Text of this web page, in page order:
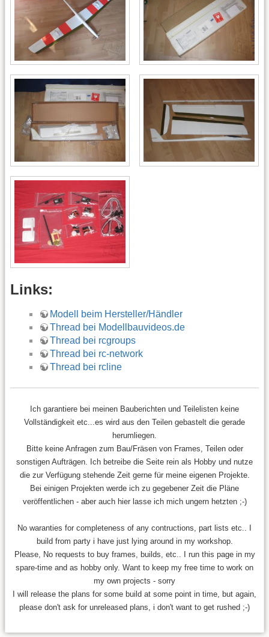
Links:
Modell beim Hersteller/Händler
Thread bei Modellbauvideos.de
Thread bei rcgroups
Thread bei rc-network
Thread bei rcline
Ich garantiere bei meinen Bauberichten und Teilelisten keine
Vollständigkeit etc...es wird aus den Teilen gebastelt die gerade
herumliegen.
Bitte keine Anfragen zum Bau/Fräsen von Frames, Teilen oder
sonstigen Aufträgen. Ich betreibe die Seite rein als Hobby und nutze
die zur Verfügung stehende Zeit gerne für meine eigenen Projekte.
Bei einigen Projekten werde ich zu gegebener Zeit die Pläne
veröffentlichen - aber auch hier lasse ich mich ungern hetzten ;-)
No waranties for completeness of any contructions, part lists etc.. I
build from party i have just lying around in my workshop.
Please, No requests to buy frames, builds, etc.. I run this page in my
spare-time and as hobby only. Want to keep my free time to work on
my own projects - sorry
I will release the plans for some build at some point in time, but again,
please don't ask for unreleased plans, i don't want to get rushed ;-)